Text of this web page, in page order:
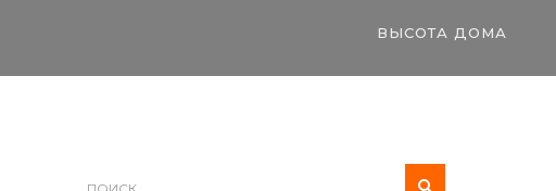
ВЫСОТА ДОМА